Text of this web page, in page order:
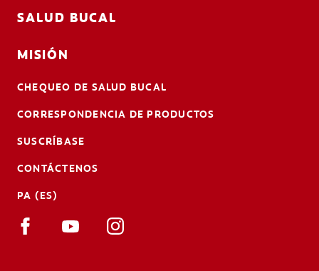
SALUD BUCAL
MISIÓN
CHEQUEO DE SALUD BUCAL
CORRESPONDENCIA DE PRODUCTOS
SUSCRÍBASE
CONTÁCTENOS
PA (ES)